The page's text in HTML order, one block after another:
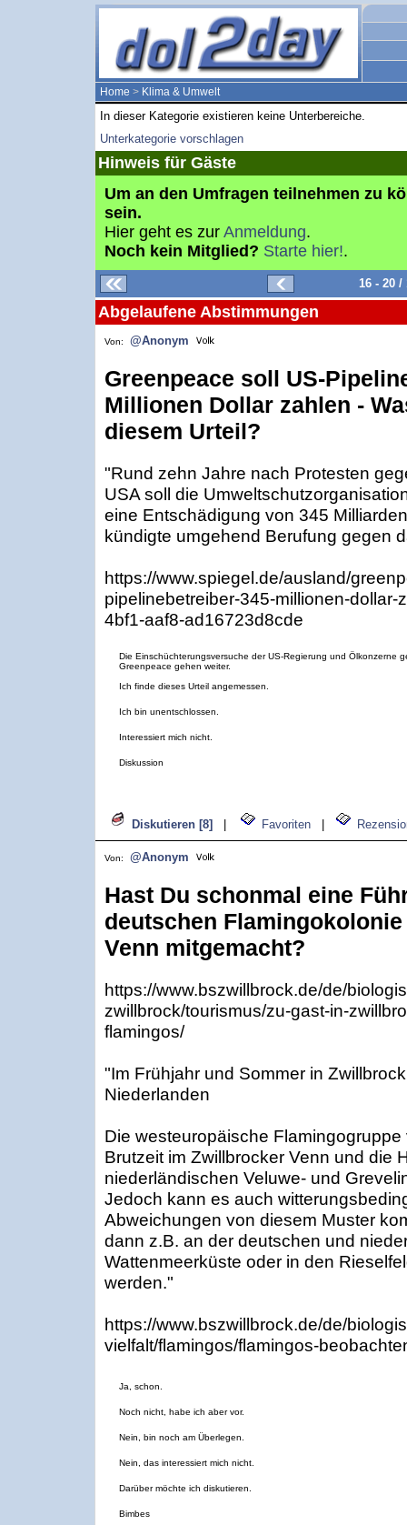
Home > Klima & Umwelt
In dieser Kategorie existieren keine Unterbereiche.
Unterkategorie vorschlagen
Hinweis für Gäste
Um an den Umfragen teilnehmen zu
sein.
Hier geht es zur Anmeldung.
Noch kein Mitglied? Starte hier!.
16 - 20
Abgelaufene Abstimmungen
Von: @Anonym
Greenpeace soll US-
Millionen Dollar zahlen -
diesem Urteil?
"Rund zehn Jahre nach Protesten
USA soll die
eine Entschädigung von 345
kündigte umgehend Berufung gegen
https://www.spiegel.de/ausland/
pipelinebetreiber-345-millionen-
4bf1-aaf8-ad16723d8cde
Die Einschüchterungsversuche der US-Regierung und Ölkonzerne
Greenpeace gehen weiter.
Ich finde dieses Urteil angemessen.
Ich bin unentschlossen.
Interessiert mich nicht.
Diskussion
Diskutieren [8] Favoriten
Von: @Anonym
Hast Du schonmal eine
deutschen
Venn mitgemacht?
https://www.bszwillbrock.de/de/
zwillbrock/tourismus/zu-gast-in-
flamingos/
"Im Frühjahr und Sommer in
Niederlanden
Die westeuropäische
Brutzeit im Zwillbrocker Venn und die
niederländischen Veluwe- und
Jedoch kann es auch
Abweichungen von diesem Muster
dann z.B. an der deutschen und
Wattenmeerküste oder in den
werden."
https://www.bszwillbrock.de/de/
vielfalt/flamingos/flamingos-
Ja, schon.
Noch nicht, habe ich aber vor.
Nein, bin noch am Überlegen.
Nein, das interessiert mich nicht.
Darüber möchte ich diskutieren.
Bimbes